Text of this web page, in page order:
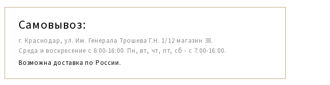
Самовывоз:
г. Краснодар, ул. Им. Генерала Трошева Г.Н. 1/12 магазин 38.
Среда и воскресение с 6:00-16:00. Пн, вт, чт, пт, сб - с 7:00-16:00.
Возможна доставка по России.